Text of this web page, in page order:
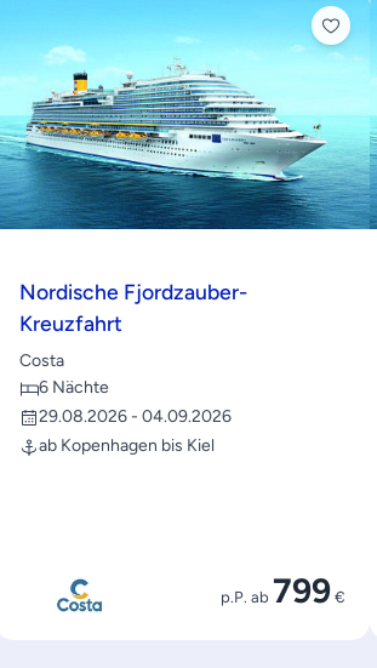
Nordische Fjordzauber-
Kreuzfahrt
Costa
6 Nächte
29.08.2026 - 04.09.2026
ab Kopenhagen bis Kiel
p.P. ab 799€